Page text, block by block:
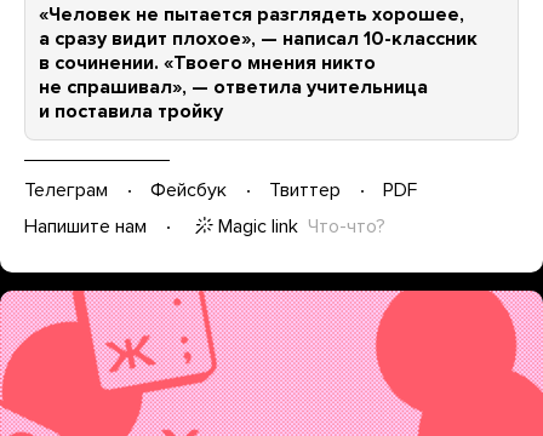
«Человек не пытается разглядеть хорошее,
а сразу видит плохое», — написал 10-классник
в сочинении. «Твоего мнения никто
не спрашивал», — ответила учительница
и поставила тройку
Телеграм Фейсбук Твиттер
PDF
Напишите нам
Magic link Что-что?